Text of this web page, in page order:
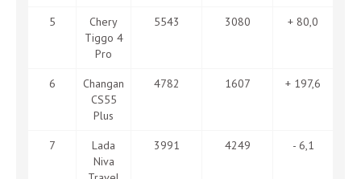
5
Chery
Tiggo 4
Pro
5543 3080 + 80,0
6
Changan
CS55
Plus
4782 1607 + 197,6
7
Lada
Niva
3991 4249 - 6,1